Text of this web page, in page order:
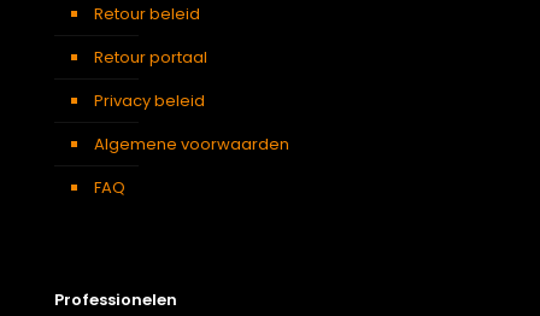
Retour beleid
Retour portaal
Privacy beleid
Algemene voorwaarden
FAQ
Professionelen